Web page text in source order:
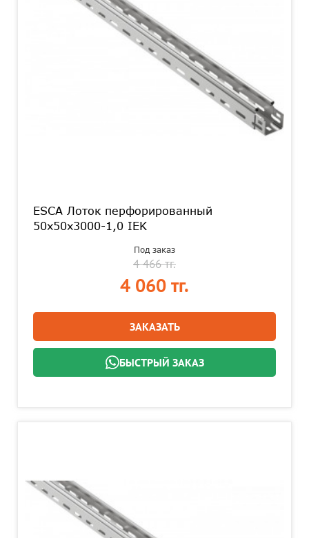
ESCA Лоток перфорированный
50х50х3000-1,0 IEK
Под заказ
4 466 тг.
4 060 тг.
ЗАКАЗАТЬ
БЫСТРЫЙ ЗАКАЗ